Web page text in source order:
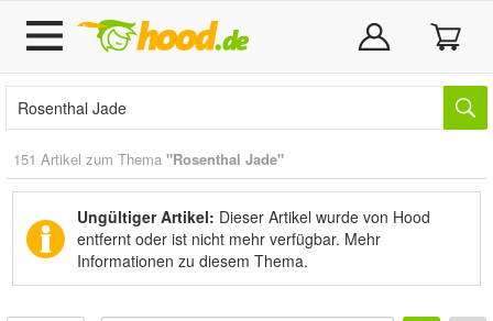
151 Artikel zum Thema "Rosenthal Jade"
Ungültiger Artikel: Dieser Artikel wurde von Hood
entfernt oder ist nicht mehr verfügbar. Mehr
Informationen zu diesem Thema.